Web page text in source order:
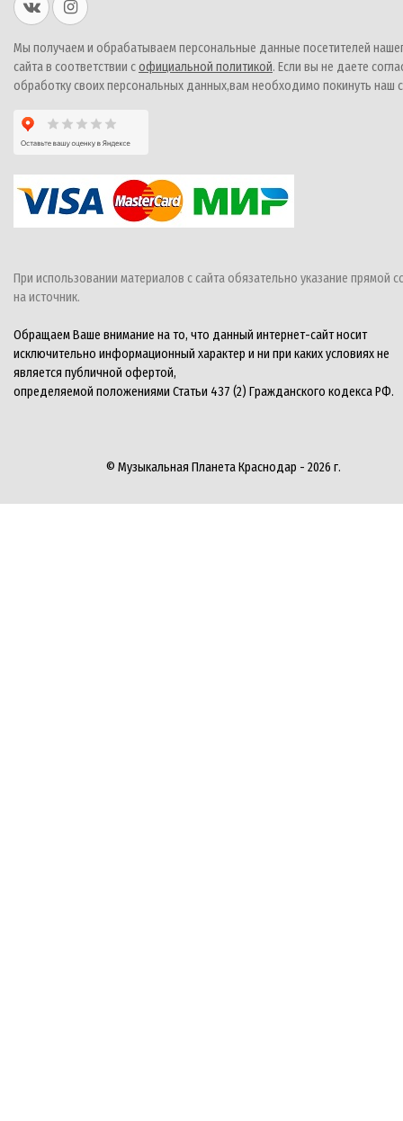
Мы получаем и обрабатываем персональные данные посетителей
сайта в соответствии софициальной политикой. Если вы не даете
обработку своих персональных данных,вам необходимо покинуть наш
При использовании материалов с сайта обязательно указание прямой
на источник.
Обращаем Ваше внимание на то, что данный интернет-сайт носит
исключительно информационный характер и ни при каких условиях не
является публичной офертой,
определяемой положениями Статьи 437 (2) Гражданского кодекса РФ.
© Музыкальная Планета Краснодар - 2026 г.